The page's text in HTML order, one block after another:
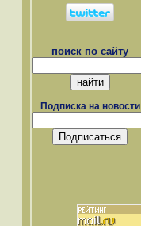
поиск по сайту
Подписка на новости